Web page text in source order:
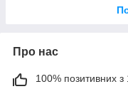
Про нас
100% позитивних з